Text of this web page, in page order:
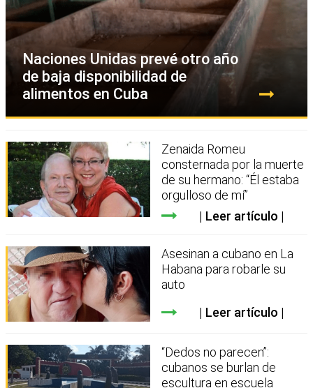
Naciones Unidas prevé otro año
de baja disponibilidad de
alimentos en Cuba
Zenaida Romeu
consternada por la muerte
de su hermano: “Él estaba
orgulloso de mí”
Leer artículo
Asesinan a cubano en La
Habana para robarle su
auto
Leer artículo
“Dedos no parecen”:
cubanos se burlan de
escultura en escuela